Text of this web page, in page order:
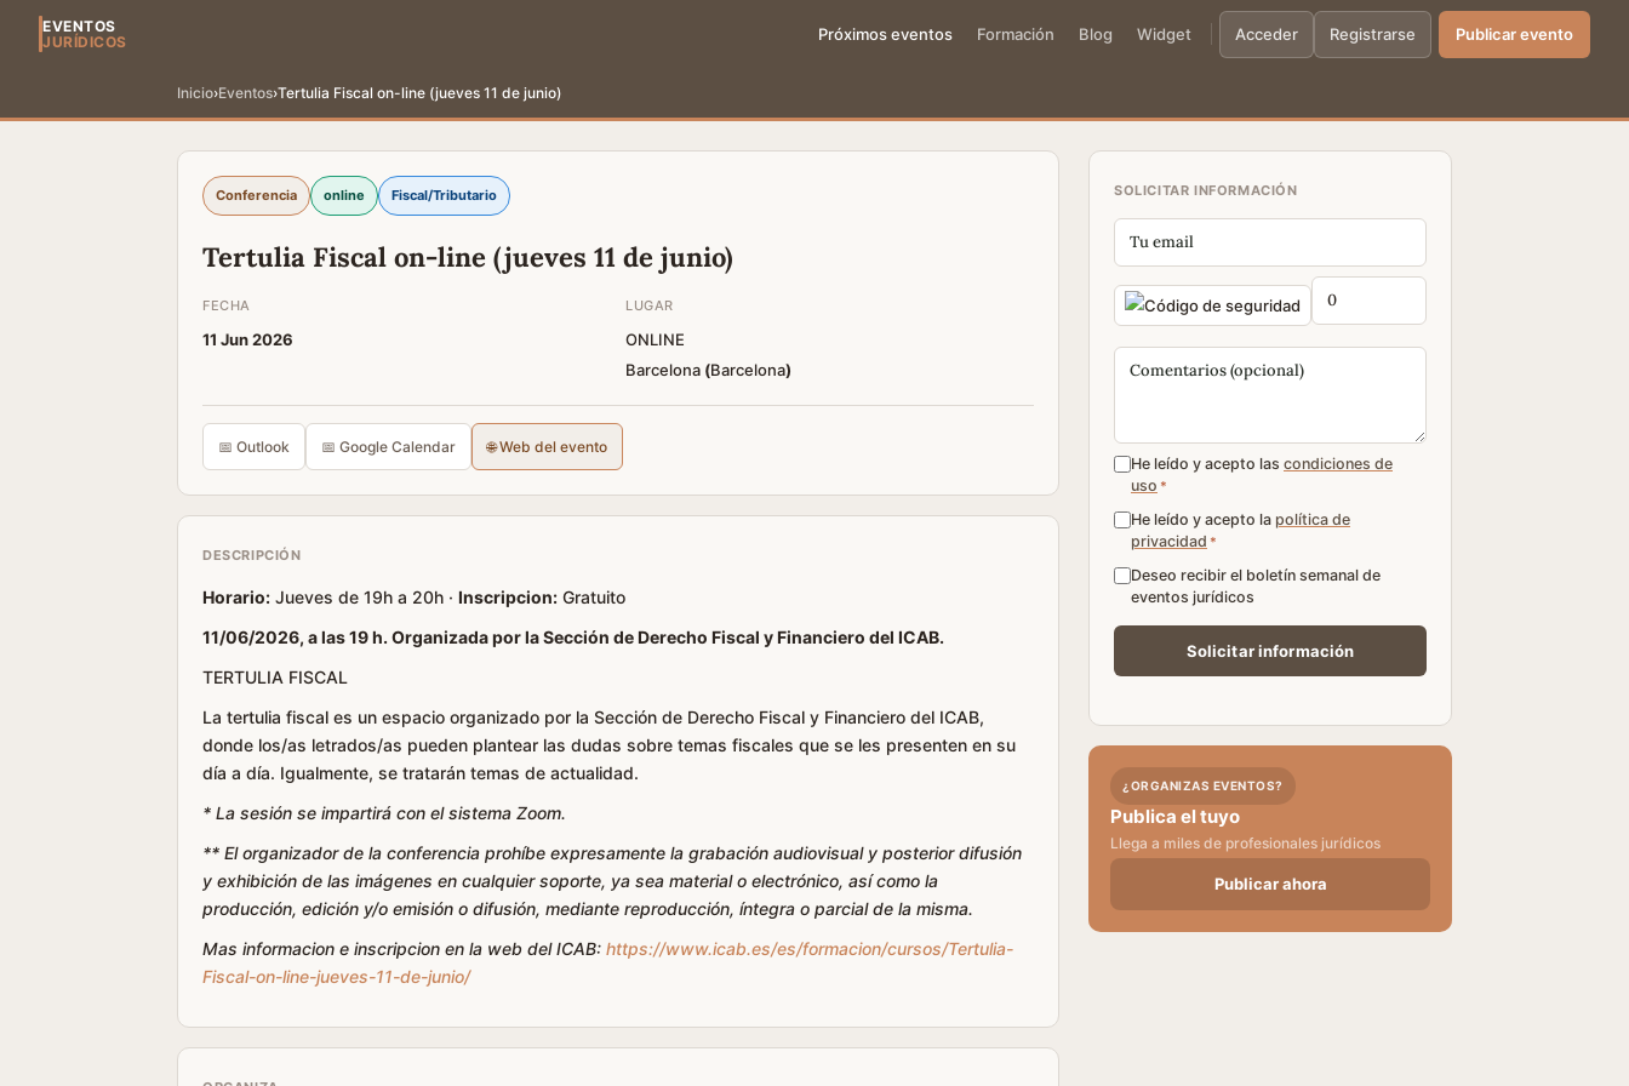
EVENTOS
JURÍDICOS
Próximos eventos Formación Blog Widget Acceder Registrarse Publicar evento
Inicio›Eventos›Tertulia Fiscal on-line (jueves 11 de junio)
Conferencia online Fiscal/Tributario
Tertulia Fiscal on-line (jueves 11 de junio)
FECHA
11 Jun 2026
LUGAR
ONLINE
Barcelona (Barcelona)
📅 Outlook 📅 Google Calendar 🌐 Web del evento
DESCRIPCIÓN
Horario: Jueves de 19h a 20h · Inscripcion: Gratuito
11/06/2026, a las 19 h. Organizada por la Sección de Derecho Fiscal y Financiero del ICAB.
TERTULIA FISCAL
La tertulia fiscal es un espacio organizado por la Sección de Derecho Fiscal y Financiero del ICAB,
donde los/as letrados/as pueden plantear las dudas sobre temas fiscales que se les presenten en su
día a día. Igualmente, se tratarán temas de actualidad.
* La sesión se impartirá con el sistema Zoom.
** El organizador de la conferencia prohíbe expresamente la grabación audiovisual y posterior difusión
y exhibición de las imágenes en cualquier soporte, ya sea material o electrónico, así como la
producción, edición y/o emisión o difusión, mediante reproducción, íntegra o parcial de la misma.
Mas informacion e inscripcion en la web del ICAB: https://www.icab.es/es/formacion/cursos/Tertulia-
Fiscal-on-line-jueves-11-de-junio/
SOLICITAR INFORMACIÓN
He leído y acepto las condiciones de
uso *
He leído y acepto la política de
privacidad *
Deseo recibir el boletín semanal de
eventos jurídicos
¿ORGANIZAS EVENTOS?
Publica el tuyo
Llega a miles de profesionales jurídicos
Publicar ahora